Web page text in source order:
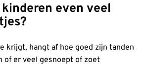
even veel
krijgt, hangt af hoe goed zijn tanden
of er veel gesnoept of zoet